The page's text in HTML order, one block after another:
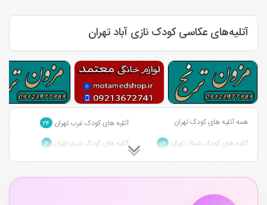
آتلیه‌های عکاسی کودک نازی آباد تهران
همه آتلیه های کودک تهران آتلیه های کودک غرب تهران ۲۴
آتلیه های کودک شمال تهران ۱۶ آتلیه های کودک شرق تهران ۶
آتلیه های کودک جنوب تهران ۳